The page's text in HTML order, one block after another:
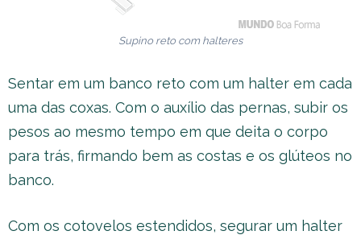
Supino reto com halteres
Sentar em um banco reto com um halter em cada
uma das coxas. Com o auxílio das pernas, subir os
pesos ao mesmo tempo em que deita o corpo
para trás, firmando bem as costas e os glúteos no
banco.
Com os cotovelos estendidos, segurar um halter